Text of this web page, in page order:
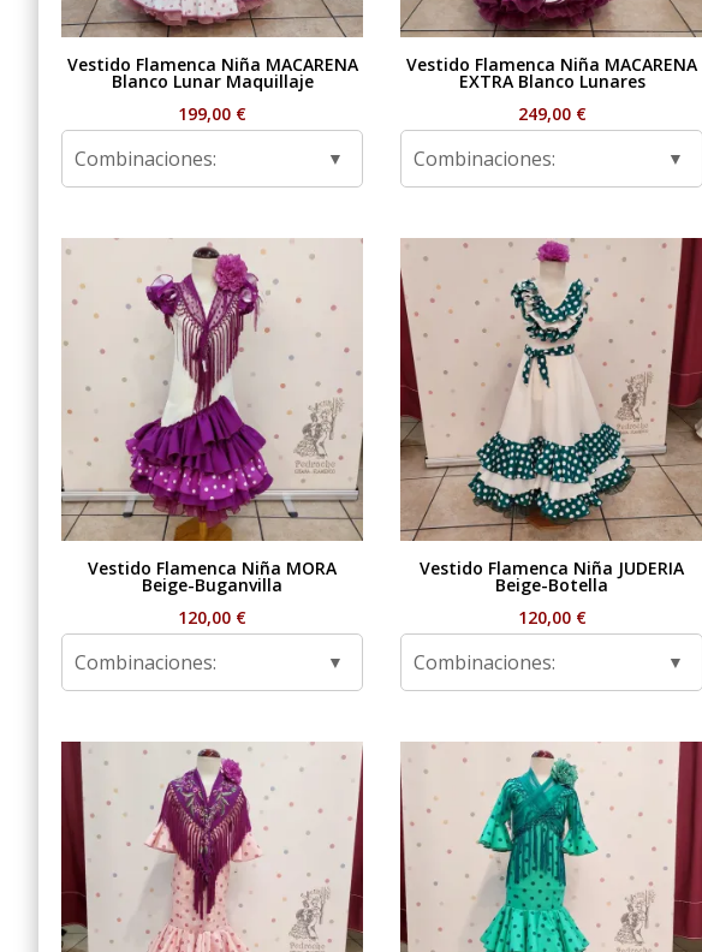
Vestido Flamenca Niña MACARENA
Blanco Lunar Maquillaje
199,00 €
Combinaciones:
Vestido Flamenca Niña MACARENA
EXTRA Blanco Lunares
249,00 €
Combinaciones:
Vestido Flamenca Niña MORA
Beige-Buganvilla
120,00 €
Combinaciones:
Vestido Flamenca Niña JUDERIA
Beige-Botella
120,00 €
Combinaciones: